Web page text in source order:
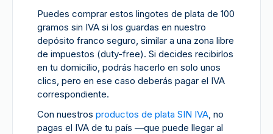
Puedes comprar estos lingotes de plata de 100
gramos sin IVA si los guardas en nuestro
depósito franco seguro, similar a una zona libre
de impuestos (duty-free). Si decides recibirlos
en tu domicilio, podrás hacerlo en solo unos
clics, pero en ese caso deberás pagar el IVA
correspondiente.
Con nuestros productos de plata SIN IVA, no
pagas el IVA de tu país —que puede llegar al